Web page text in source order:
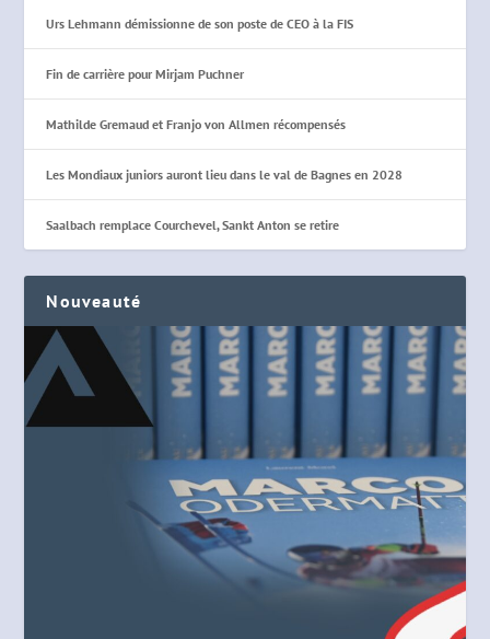
Urs Lehmann démissionne de son poste de CEO à la FIS
Fin de carrière pour Mirjam Puchner
Mathilde Gremaud et Franjo von Allmen récompensés
Les Mondiaux juniors auront lieu dans le val de Bagnes en 2028
Saalbach remplace Courchevel, Sankt Anton se retire
Nouveauté